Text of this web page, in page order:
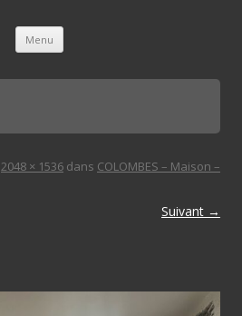
Menu Aller au contenu principal
2048 × 1536 dans COLOMBES – Maison –
Suivant →